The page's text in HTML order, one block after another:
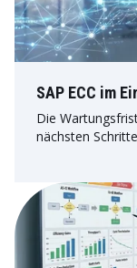
SAP ECC im
Die
nächsten